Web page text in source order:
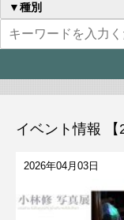
▼種別
イベント情報 【
2026年04月03日